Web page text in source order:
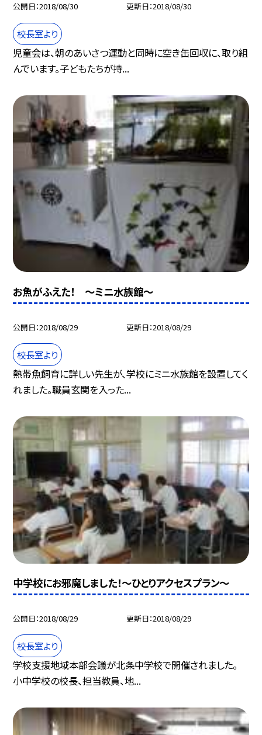
公開日 2018/08/30 更新日 2018/08/30
校長室より
児童会は、朝のあいさつ運動と同時に空き缶回収に、取り組
んでいます。子どもたちが持...
お魚がふえた！ 〜ミニ水族館〜
公開日 2018/08/29 更新日 2018/08/29
校長室より
熱帯魚飼育に詳しい先生が、学校にミニ水族館を設置してく
れました。職員玄関を入った...
中学校にお邪魔しました！〜ひとりアクセスプラン〜
公開日 2018/08/29 更新日 2018/08/29
校長室より
学校支援地域本部会議が北条中学校で開催されました。
小中学校の校長、担当教員、地...